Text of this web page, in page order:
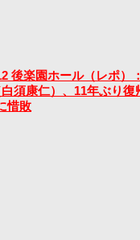
後楽園ホール（レポ）
須康仁）、11年ぶり復
惜敗